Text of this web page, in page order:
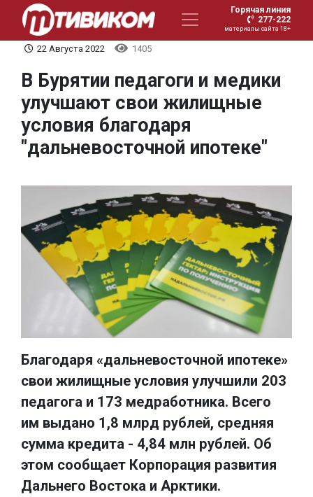
Горячая линия
277-222
материалы сайта 18+
22 Августа 2022 1405
В Бурятии педагоги и медики
улучшают свои жилищные
условия благодаря
"дальневосточной ипотеке"
Благодаря «дальневосточной ипотеке»
свои жилищные условия улучшили 203
педагога и 173 медработника. Всего
им выдано 1,8 млрд рублей, средняя
сумма кредита - 4,84 млн рублей. Об
этом сообщает Корпорация развития
Дальнего Востока и Арктики.